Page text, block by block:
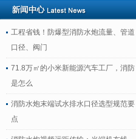
工程省钱！防爆型消防水炮流量、管道
口径、阀门
71.8万㎡的小米新能源汽车工厂，消防
是怎么
消防水炮末端试水排水口径选型规范要
点